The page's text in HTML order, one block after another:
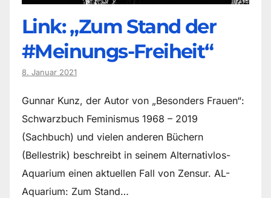
Link: „Zum Stand der
#Meinungs-Freiheit“
8. Januar 2021
Gunnar Kunz, der Autor von „Besonders Frauen“:
Schwarzbuch Feminismus 1968 – 2019
(Sachbuch) und vielen anderen Büchern
(Bellestrik) beschreibt in seinem Alternativlos-
Aquarium einen aktuellen Fall von Zensur. AL-
Aquarium: Zum Stand…